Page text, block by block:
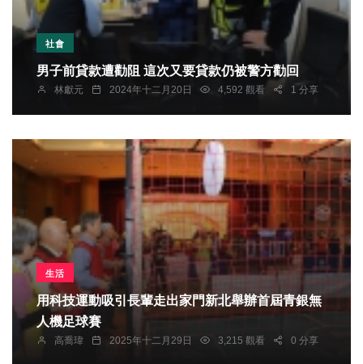
社會
男子前貸款遭勸阻 這次又要貸款仍被警方勸回
林獻元 2024年十二月20日 4,592 觀看 1 分享
生活
用科技運動吸引長輩走出家門新北舉辦首屆青銀無
人機足球賽
高喬瑋 2025年十二月29日 3,215 觀看 0 分享